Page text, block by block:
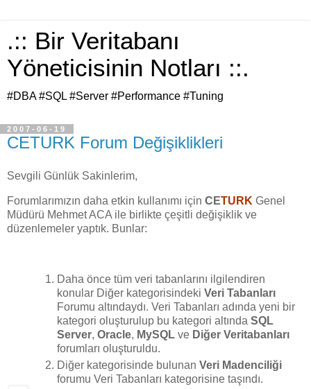
.:: Bir Veritabanı
Yöneticisinin Notları ::.
#DBA #SQL #Server #Performance #Tuning
2007-06-19
CETURK Forum Değişiklikleri
Sevgili Günlük Sakinlerim,
Forumlarımızın daha etkin kullanımı için CETURK Genel
Müdürü Mehmet ACA ile birlikte çeşitli değişiklik ve
düzenlemeler yaptık. Bunlar:
Daha önce tüm veri tabanlarını ilgilendiren
konular Diğer kategorisindeki Veri Tabanları
Forumu altındaydı. Veri Tabanları adında yeni bir
kategori oluşturulup bu kategori altında SQL
Server, Oracle, MySQL ve Diğer Veritabanları
forumları oluşturuldu.
Diğer kategorisinde bulunan Veri Madenciliği
forumu Veri Tabanları kategorisine taşındı.